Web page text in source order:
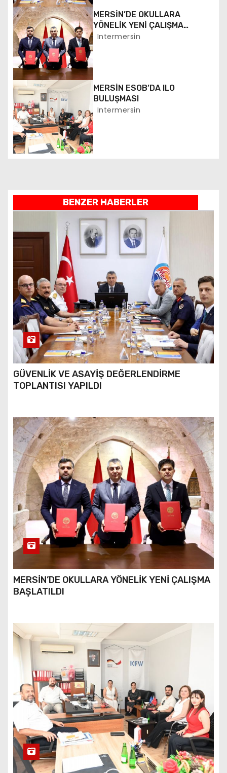
i
n
m
e
s
i
MERSİN’DE OKULLARA
YÖNELİK YENİ ÇALIŞMA
BAŞLATILDI
Intermersin
MERSİN ESOB’DA ILO
BULUŞMASI
Intermersin
BENZER HABERLER
GÜVENLİK VE ASAYİŞ DEĞERLENDİRME
TOPLANTISI YAPILDI
MERSİN’DE OKULLARA YÖNELİK YENİ ÇALIŞMA
BAŞLATILDI